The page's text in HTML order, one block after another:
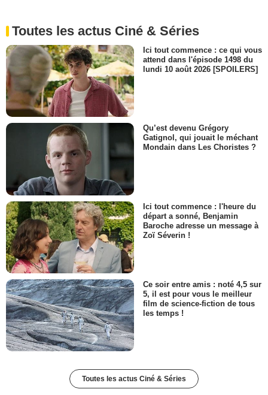
Toutes les actus Ciné & Séries
Ici tout commence : ce qui vous
attend dans l'épisode 1498 du
lundi 10 août 2026 [SPOILERS]
Qu’est devenu Grégory
Gatignol, qui jouait le méchant
Mondain dans Les Choristes ?
Ici tout commence : l'heure du
départ a sonné, Benjamin
Baroche adresse un message à
Zoï Séverin !
Ce soir entre amis : noté 4,5 sur
5, il est pour vous le meilleur
film de science-fiction de tous
les temps !
Toutes les actus Ciné & Séries